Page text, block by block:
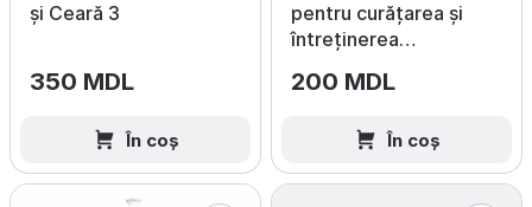
și Ceară 3
350 MDL
În coș
pentru curățarea și
întreținerea
200 MDL
În coș